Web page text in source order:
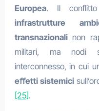
Europea. Il
infrastrutture
transnazionalinon
militari, ma nodi
interconnesso, in cui
eﬀetti sistemici
[25] .